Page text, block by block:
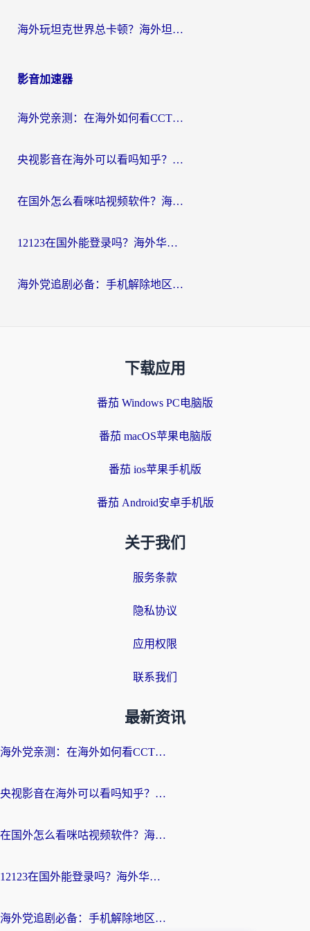
海外玩坦克世界总卡顿？海外坦克世界加速器有哪些？实测好用的选择在这里
影音加速器
海外党亲测：在海外如何看CCTV？告别“仅限大陆播放”的实用指南
央视影音在海外可以看吗知乎？留学生亲测：3步解决地域限制+追剧自由
在国外怎么看咪咕视频软件？海外党亲测有效的回国加速方案
12123在国外能登录吗？海外华人必看的回国加速实用指南
海外党追剧必备：手机解除地区限制app怎么选？解决央视视频&国内剧地区限制全指南
下载应用
番茄 Windows PC电脑版
番茄 macOS苹果电脑版
番茄 ios苹果手机版
番茄 Android安卓手机版
关于我们
服务条款
隐私协议
应用权限
联系我们
最新资讯
海外党亲测：在海外如何看CCTV？告别“仅限大陆播放”的实用指南
央视影音在海外可以看吗知乎？留学生亲测：3步解决地域限制+追剧自由
在国外怎么看咪咕视频软件？海外党亲测有效的回国加速方案
12123在国外能登录吗？海外华人必看的回国加速实用指南
海外党追剧必备：手机解除地区限制app怎么选？解决央视视频&国内剧地区限制全指南